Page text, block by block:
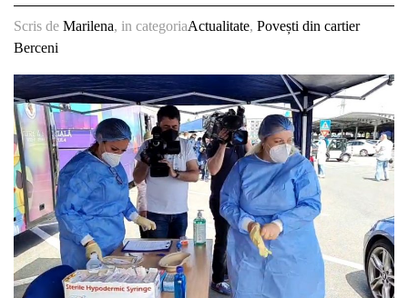
Scris de Marilena, in categoriaActualitate, Povești din cartier
Berceni